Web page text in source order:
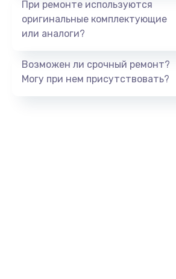
При ремонте используются
оригинальные комплектующие
или аналоги?
Возможен ли срочный ремонт?
Могу при нем присутствовать?